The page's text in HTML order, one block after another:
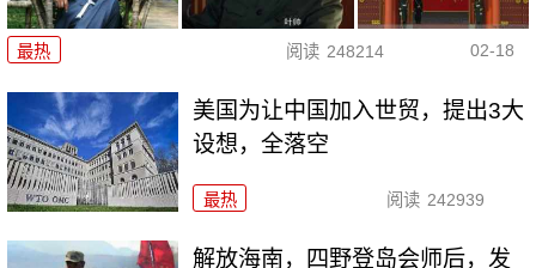
最热 阅读 248214 02-18
美国为让中国加入世贸，提出3大
设想，全落空
最热 阅读 242939
解放海南，四野登岛会师后，发